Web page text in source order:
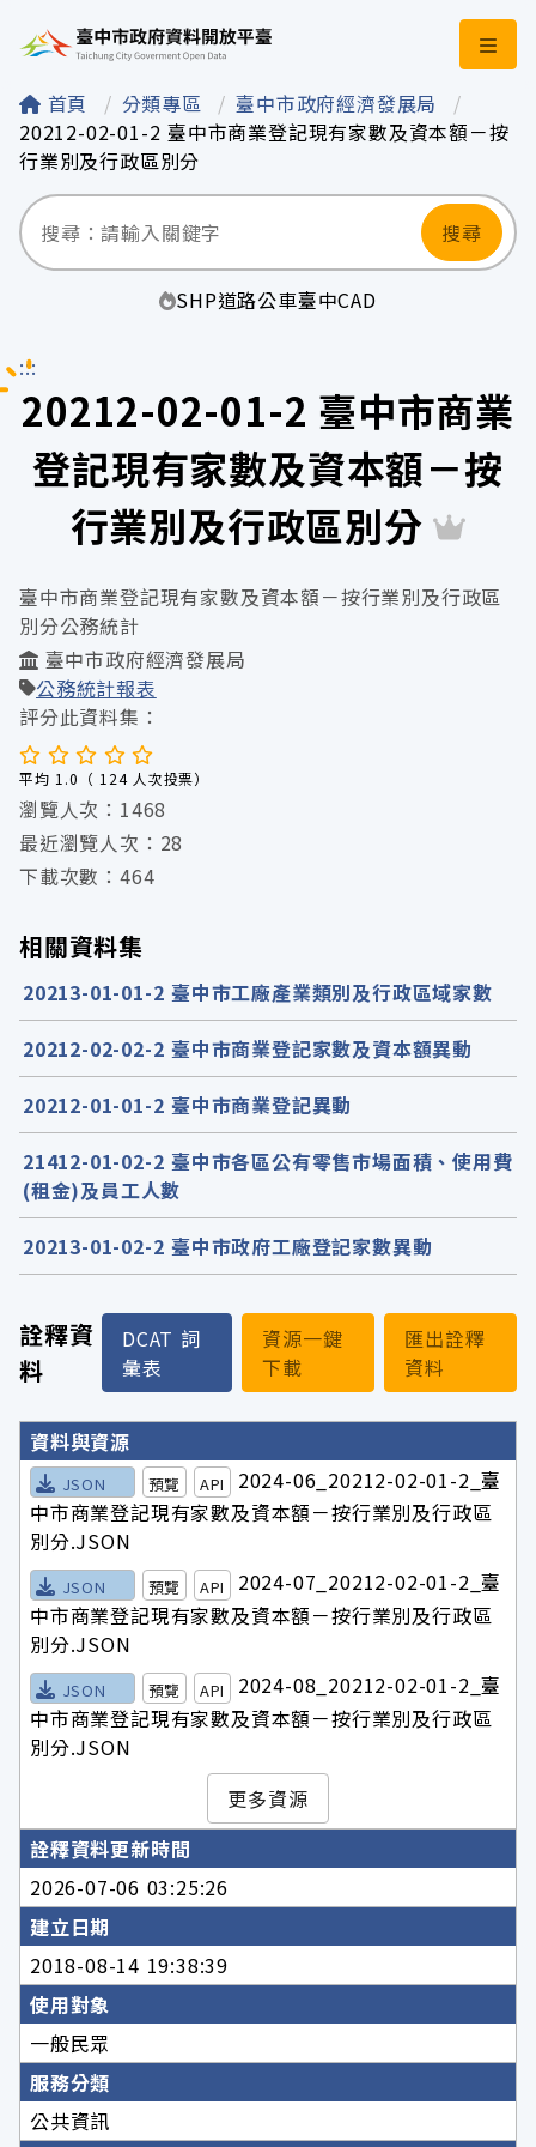
臺中市政府資料開
首頁 分類專區
臺中市政府經濟發展局
20212-02-01-2 臺中市商業登記現有家數及資本額－按
行業別及行政區別分
搜尋
SHP道路公車臺中CAD
:::
20212-02-01-2 臺中市商業
登記現有家數及資本額－按
行業別及行政區別分
詮釋資
料
DCAT 詞
彙表
資源一鍵
下載
匯出詮釋
資料
詮釋資料詳細內容
資料與資源
JSON 預覽 API
2024-06_20212-02-01-2_臺
中市商業登記現有家數及資本額－按行業別及行政區
別分.JSON
JSON 預覽 API
2024-07_20212-02-01-2_臺
中市商業登記現有家數及資本額－按行業別及行政區
別分.JSON
JSON 預覽 API
2024-08_20212-02-01-2_臺
中市商業登記現有家數及資本額－按行業別及行政區
別分.JSON
更多資源
詮釋資料更新時間
2026-07-06 03:25:26
建立日期
2018-08-14 19:38:39
使用對象
一般民眾
服務分類
公共資訊
臺中市商業登記現有家數及資本額－按行業別及行政區
別分公務統計
臺中市政府經濟發展局
公務統計報表
評分此資料集：
平均 1.0（ 124 人次投票）
瀏覽人次：1468
最近瀏覽人次：28
下載次數：464
相關資料集
20213-01-01-2 臺中市工廠產業類別及行政區域家數
20212-02-02-2 臺中市商業登記家數及資本額異動
20212-01-01-2 臺中市商業登記異動
21412-01-02-2 臺中市各區公有零售市場面積、使用費
(租金)及員工人數
20213-01-02-2 臺中市政府工廠登記家數異動